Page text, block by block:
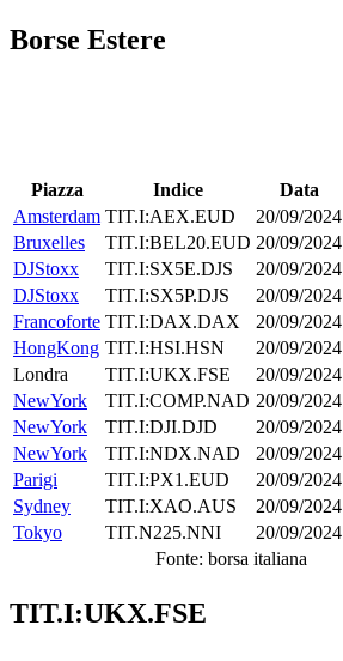
Borse Estere
Piazza Indice Data
Amsterdam TIT.I:AEX.EUD 20/09/2024
Bruxelles
TIT.I:BEL20.EUD 20/09/2024
DJStoxx
TIT.I:SX5E.DJS 20/09/2024
DJStoxx
TIT.I:SX5P.DJS 20/09/2024
Francoforte TIT.I:DAX.DAX 20/09/2024
HongKong TIT.I:HSI.HSN 20/09/2024
Londra
TIT.I:UKX.FSE 20/09/2024
NewYork
TIT.I:COMP.NAD 20/09/2024
NewYork
TIT.I:DJI.DJD 20/09/2024
NewYork
TIT.I:NDX.NAD 20/09/2024
Parigi
TIT.I:PX1.EUD 20/09/2024
Sydney
TIT.I:XAO.AUS 20/09/2024
Tokyo
TIT.N225.NNI 20/09/2024
Fonte: borsa italiana
TIT.I:UKX.FSE